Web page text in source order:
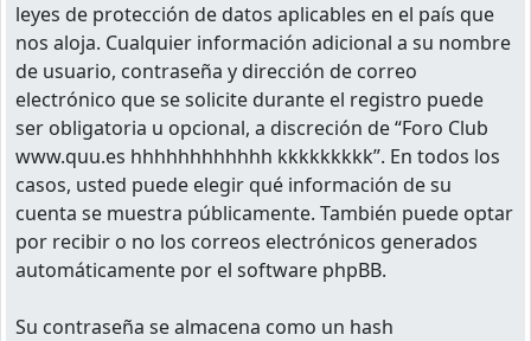
leyes de protección de datos aplicables en el país que
nos aloja. Cualquier información adicional a su nombre
de usuario, contraseña y dirección de correo
electrónico que se solicite durante el registro puede
ser obligatoria u opcional, a discreción de “Foro Club
www.quu.es hhhhhhhhhhhh kkkkkkkkk”. En todos los
casos, usted puede elegir qué información de su
cuenta se muestra públicamente. También puede optar
por recibir o no los correos electrónicos generados
automáticamente por el software phpBB.
Su contraseña se almacena como un hash